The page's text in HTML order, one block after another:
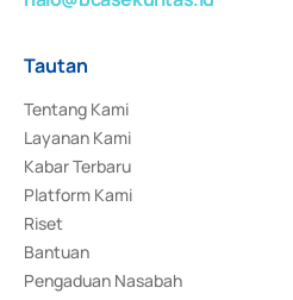
Tautan
Tentang Kami
Layanan Kami
Kabar Terbaru
Platform Kami
Riset
Bantuan
Pengaduan Nasabah